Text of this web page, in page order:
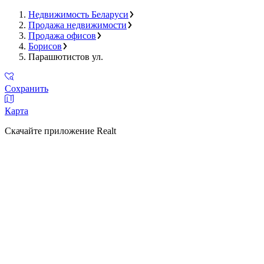
Недвижимость Беларуси
Продажа недвижимости
Продажа офисов
Борисов
Парашютистов ул.
Сохранить
Карта
Скачайте приложение Realt